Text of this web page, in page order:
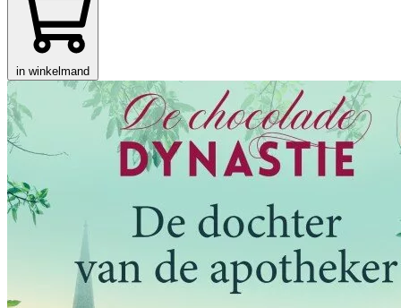
in winkelmand